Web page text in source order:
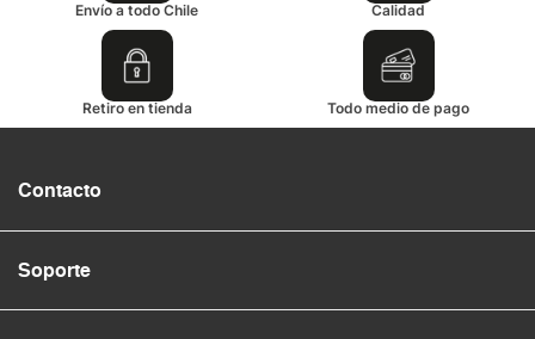
Envío a todo Chile Calidad
Retiro en tienda Todo medio de pago
Contacto
Soporte